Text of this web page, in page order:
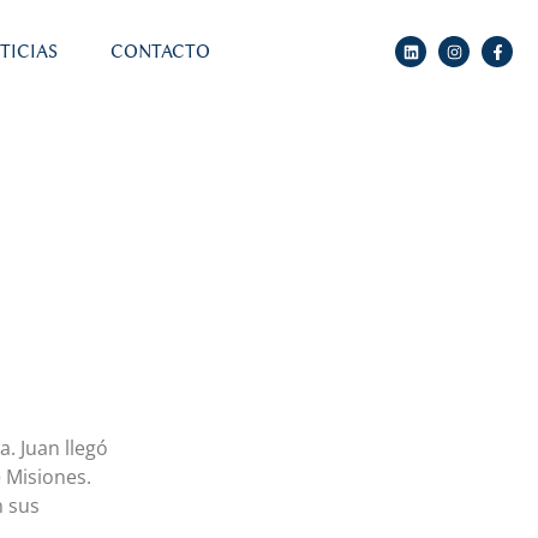
CONTACTO
Juan llegó
sus